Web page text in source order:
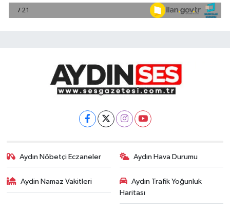
Aydın Nöbetçi Eczaneler Aydın Hava Durumu
Aydin Namaz Vakitleri
Aydın Trafik Yoğunluk
Haritası